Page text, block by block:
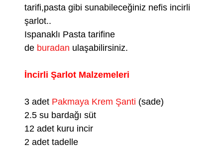
tarifi,pasta gibi sunabileceğiniz nefis incirli
şarlot..
Ispanaklı Pasta tarifine
de buradan ulaşabilirsiniz.
İncirli Şarlot Malzemeleri
3 adet Pakmaya Krem Şanti (sade)
2.5 su bardağı süt
12 adet kuru incir
2 adet tadelle